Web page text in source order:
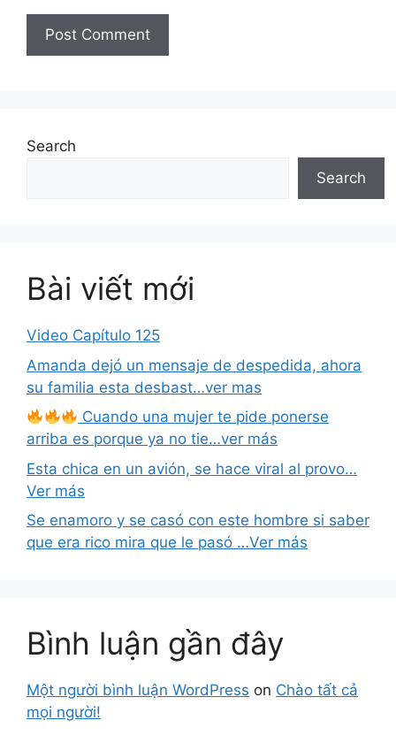
Search
Search
Bài viết mới
Video Capítulo 125
Amanda dejó un mensaje de despedida, ahora
su familia esta desbast…ver mas
Cuando una mujer te pide ponerse
arriba es porque ya no tie…ver más
Esta chica en un avión, se hace viral al provo…
Ver más
Se enamoro y se casó con este hombre si saber
que era rico mira que le pasó …Ver más
Bình luận gần đây
Một người bình luận WordPress on Chào tất cả
mọi người!